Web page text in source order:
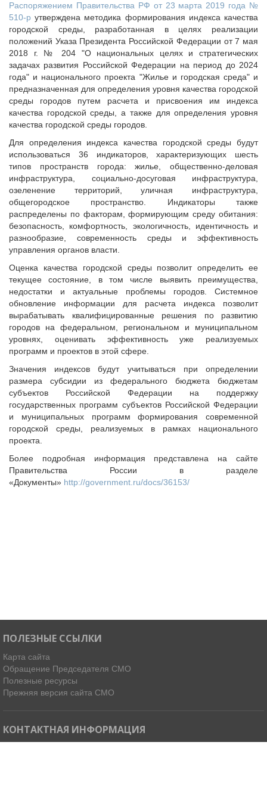
ПОЗДРАВЛЕНИЯ
Исполнительная дирекция
Ревизионная комиссия
Палаты Совета
Комитеты Совета
Правление Совета
Обработка персональных данных
Партнеры Совета
Полезные ссылки
Инвестиционные порталы муниципальных образований
Контактная информация
НОВОСТИ
СМИ о нас
МЕТОДИЧЕСКИЙ РАЗДЕЛ
Опыт регионов
Методические материалы
Опыт муниципалитетов
Судебная практика
Мнение специалиста
Конкурсы Совета
Семинары Совета
Издания Совета
Вопрос-ответ
ВАРМСУ
Новости ВАРМСУ
НАСЕЛЕНИЕ И МСУ
Новости ТОС
Лучшие практики ТОС
ЮРИДИЧЕСКИЙ СОВЕТ
Новости юридического совета
Распоряжением Правительства РФ от 23 марта 2019 года №
510-р утверждена методика формирования индекса качества
городской среды, разработанная в целях реализации
положений Указа Президента Российской Федерации от 7 мая
2018 г. № 204 "О национальных целях и стратегических
задачах развития Российской Федерации на период до 2024
года" и национального проекта "Жилье и городская среда" и
предназначенная для определения уровня качества городской
среды городов путем расчета и присвоения им индекса
качества городской среды, а также для определения уровня
качества городской среды городов.
Для определения индекса качества городской среды будут
использоваться 36 индикаторов, характеризующих шесть
типов пространств города: жилье, общественно-деловая
инфраструктура, социально-досуговая инфраструктура,
озеленение территорий, уличная инфраструктура,
общегородское пространство. Индикаторы также
распределены по факторам, формирующим среду обитания:
безопасность, комфортность, экологичность, идентичность и
разнообразие, современность среды и эффективность
управления органов власти.
Оценка качества городской среды позволит определить ее
текущее состояние, в том числе выявить преимущества,
недостатки и актуальные проблемы городов. Системное
обновление информации для расчета индекса позволит
вырабатывать квалифицированные решения по развитию
городов на федеральном, региональном и муниципальном
уровнях, оценивать эффективность уже реализуемых
программ и проектов в этой сфере.
Значения индексов будут учитываться при определении
размера субсидии из федерального бюджета бюджетам
субъектов Российской Федерации на поддержку
государственных программ субъектов Российской Федерации
и муниципальных программ формирования современной
городской среды, реализуемых в рамках национального
проекта.
Более подробная информация представлена на сайте
Правительства России в разделе
«Документы» http://government.ru/docs/36153/
ПОЛЕЗНЫЕ ССЫЛКИ
Карта сайта
Обращение Председателя СМО
Полезные ресурсы
Прежняя версия сайта СМО
КОНТАКТНАЯ ИНФОРМАЦИЯ